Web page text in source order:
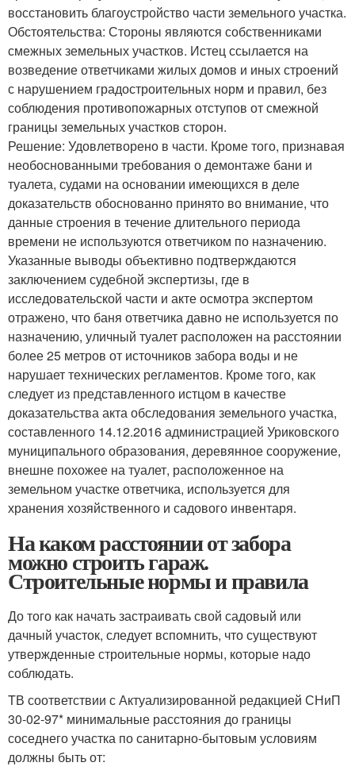
восстановить благоустройство части земельного участка.
Обстоятельства: Стороны являются собственниками
смежных земельных участков. Истец ссылается на
возведение ответчиками жилых домов и иных строений
с нарушением градостроительных норм и правил, без
соблюдения противопожарных отступов от смежной
границы земельных участков сторон.
Решение: Удовлетворено в части. Кроме того, признавая
необоснованными требования о демонтаже бани и
туалета, судами на основании имеющихся в деле
доказательств обоснованно принято во внимание, что
данные строения в течение длительного периода
времени не используются ответчиком по назначению.
Указанные выводы объективно подтверждаются
заключением судебной экспертизы, где в
исследовательской части и акте осмотра экспертом
отражено, что баня ответчика давно не используется по
назначению, уличный туалет расположен на расстоянии
более 25 метров от источников забора воды и не
нарушает технических регламентов. Кроме того, как
следует из представленного истцом в качестве
доказательства акта обследования земельного участка,
составленного 14.12.2016 администрацией Уриковского
муниципального образования, деревянное сооружение,
внешне похожее на туалет, расположенное на
земельном участке ответчика, используется для
хранения хозяйственного и садового инвентаря.
На каком расстоянии от забора
можно строить гараж.
Строительные нормы и правила
До того как начать застраивать свой садовый или
дачный участок, следует вспомнить, что существуют
утвержденные строительные нормы, которые надо
соблюдать.
TВ соответствии с Актуализированной редакцией СНиП
30-02-97* минимальные расстояния до границы
соседнего участка по санитарно-бытовым условиям
должны быть от: